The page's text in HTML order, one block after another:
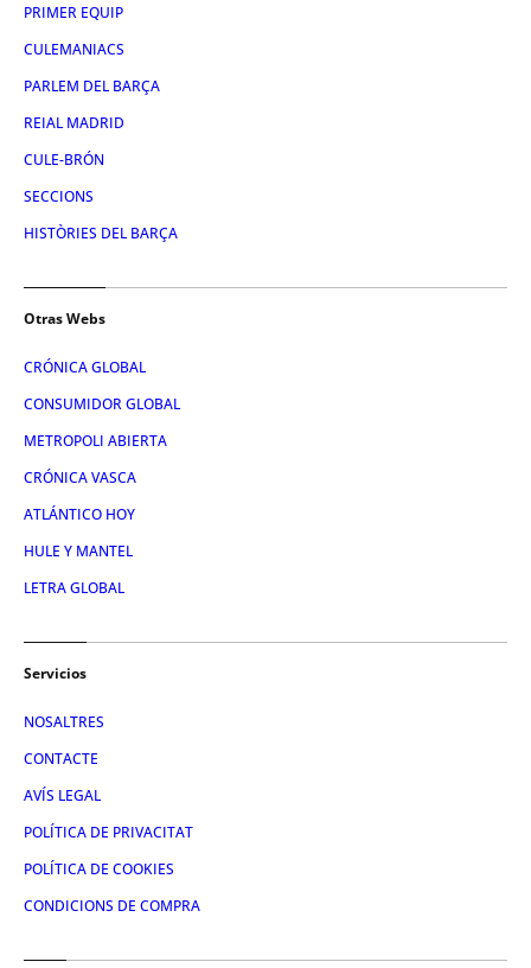
PRIMER EQUIP
CULEMANIACS
PARLEM DEL BARÇA
REIAL MADRID
CULE-BRÓN
SECCIONS
HISTÒRIES DEL BARÇA
Otras Webs
CRÓNICA GLOBAL
CONSUMIDOR GLOBAL
METROPOLI ABIERTA
CRÓNICA VASCA
ATLÁNTICO HOY
HULE Y MANTEL
LETRA GLOBAL
Servicios
NOSALTRES
CONTACTE
AVÍS LEGAL
POLÍTICA DE PRIVACITAT
POLÍTICA DE COOKIES
CONDICIONS DE COMPRA